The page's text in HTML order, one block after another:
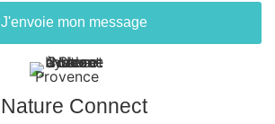
J'envoie mon message
Nature Connect